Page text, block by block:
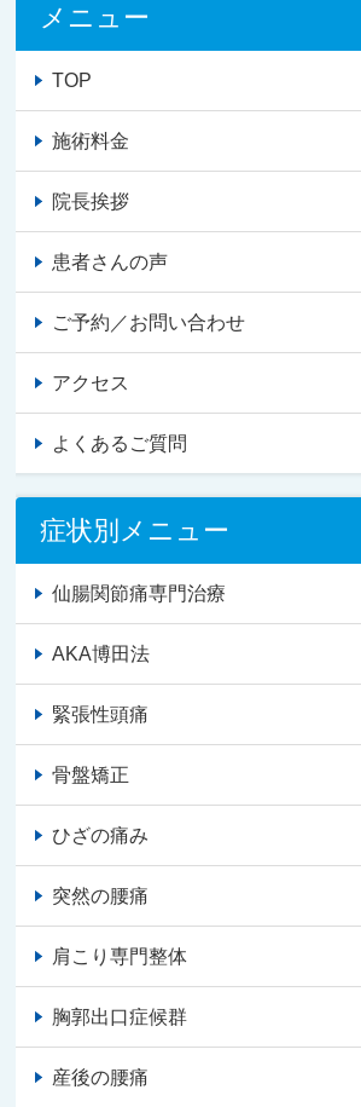
メニュー
TOP
施術料金
院長挨拶
患者さんの声
ご予約／お問い合わせ
アクセス
よくあるご質問
症状別メニュー
仙腸関節痛専門治療
AKA博田法
緊張性頭痛
骨盤矯正
ひざの痛み
突然の腰痛
肩こり専門整体
胸郭出口症候群
産後の腰痛